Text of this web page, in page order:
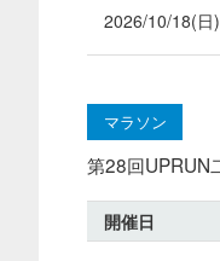
2026/10/18(日)
マラソン
第28回UPRUN
開催日